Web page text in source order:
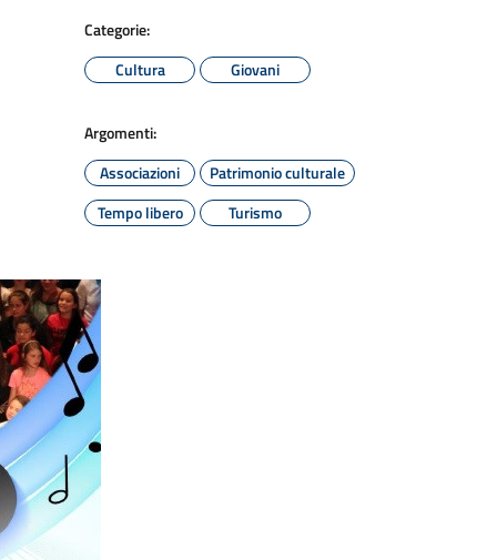
Categorie:
Cultura
Giovani
Argomenti:
Associazioni
Patrimonio culturale
Tempo libero
Turismo